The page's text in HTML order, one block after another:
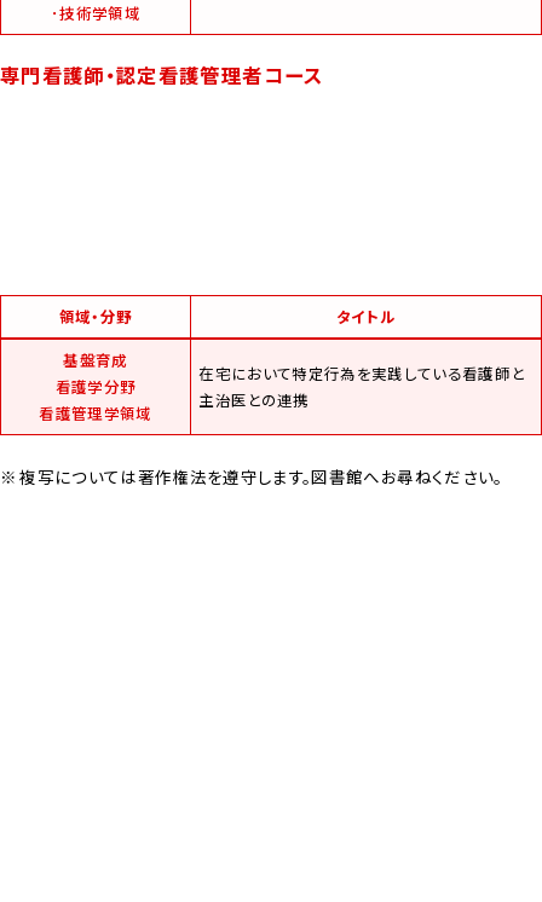
･技術学領域
専門看護師・認定看護管理者コース
領域・分野
タイトル
基盤育成
看護学分野
看護管理学領域
在宅において特定行為を実践している看護師と
主治医との連携
複写については著作権法を遵守します。図書館へお尋ねください。